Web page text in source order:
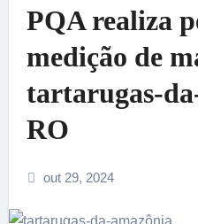
PQA realiza
medição de
tartarugas-
RO
out 29, 2024